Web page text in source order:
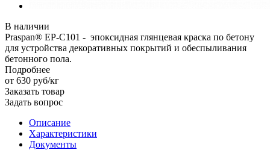
В наличии
Praspan® EP-C101 - эпоксидная глянцевая краска по бетону
для устройства декоративных покрытий и обеспыливания
бетонного пола.
Подробнее
от 630 руб/кг
Заказать товар
Задать вопрос
Описание
Характеристики
Документы